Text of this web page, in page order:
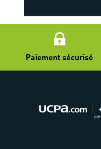
Paiement sécurisé